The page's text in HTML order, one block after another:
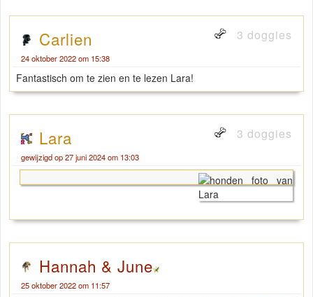
Carlien 3 doggies
24 oktober 2022 om 15:38
Fantastisch om te zien en te lezen Lara!
Lara 3 doggies
gewijzigd op 27 juni 2024 om 13:03
Hannah & June
25 oktober 2022 om 11:57